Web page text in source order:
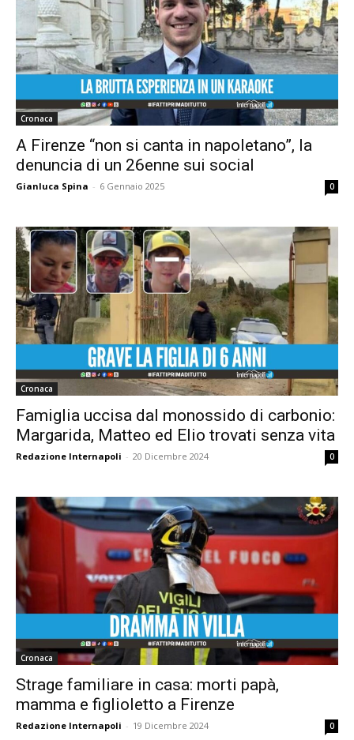
Cronaca
A Firenze “non si canta in napoletano”, la
denuncia di un 26enne sui social
Gianluca Spina - 6 Gennaio 2025 0
Cronaca
Famiglia uccisa dal monossido di carbonio:
Margarida, Matteo ed Elio trovati senza vita
Redazione Internapoli - 20 Dicembre 2024 0
Cronaca
Strage familiare in casa: morti papà,
mamma e figlioletto a Firenze
Redazione Internapoli - 19 Dicembre 2024 0